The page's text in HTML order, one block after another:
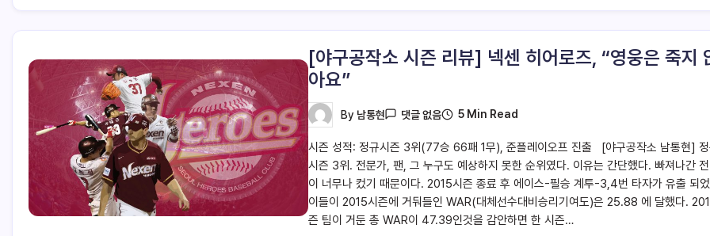
[야구공작소 시즌 리뷰] 넥센 히어로즈, “영웅은 죽지
아요”
By 남통현 댓글 없음 5 Min Read
시즌 성적: 정규시즌 3위(77승 66패 1무), 준플레이오프 진출 [야구공작소 남통현]
시즌 3위. 전문가, 팬, 그 누구도 예상하지 못한 순위였다. 이유는 간단했다. 빠져나간 전
이 너무나 컸기 때문이다. 2015시즌 종료 후 에이스-필승 계투-3,4번 타자가 유출 되었
이들이 2015시즌에 거둬들인 WAR(대체선수대비승리기여도)은 25.88 에 달했다.
즌 팀이 거둔 총 WAR이 47.39인것을 감안하면 한 시즌…